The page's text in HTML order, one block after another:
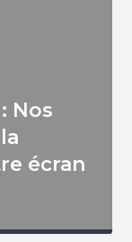
Nos
écran